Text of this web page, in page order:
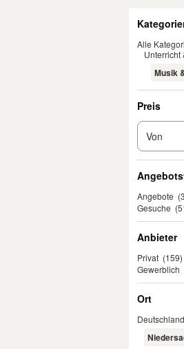
Alle
Unterricht
Musik
Preis
Angebote
Gesuche
Anbieter
Privat (159)
Gewerblich
Ort
Deutschland